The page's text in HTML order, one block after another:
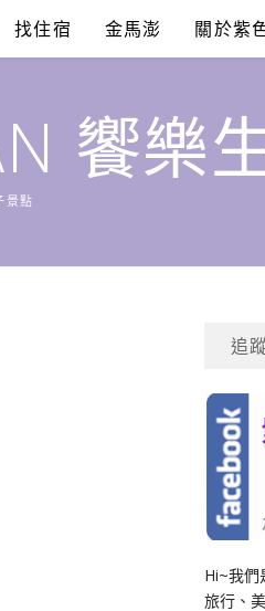
找住宿 金馬澎 關於紫
饗樂
景點
追
Hi~我們
旅行、